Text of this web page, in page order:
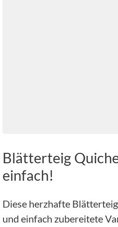
Blätterteig
einfach!
Diese herzhafte
und einfach zubereitete